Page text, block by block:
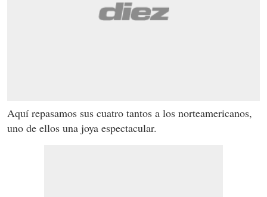
Aquí repasamos sus cuatro tantos a los norteamericanos,
uno de ellos una joya espectacular.